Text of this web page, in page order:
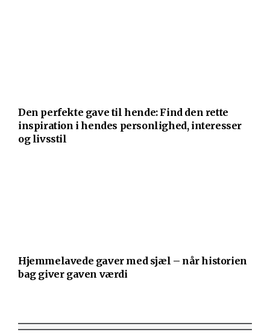
Den perfekte gave til hende: Find den rette
inspiration i hendes personlighed, interesser
og livsstil
Hjemmelavede gaver med sjæl – når historien
bag giver gaven værdi